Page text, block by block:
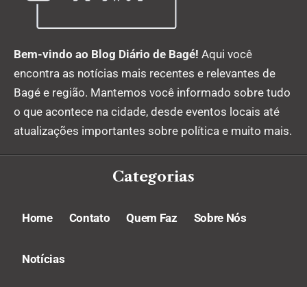
Bem-vindo ao Blog Diário de Bagé! Aqui você
encontra as notícias mais recentes e relevantes de
Bagé e região. Mantemos você informado sobre tudo
o que acontece na cidade, desde eventos locais até
atualizações importantes sobre política e muito mais.
Categorias
Home Contato Quem Faz Sobre Nós
Notícias